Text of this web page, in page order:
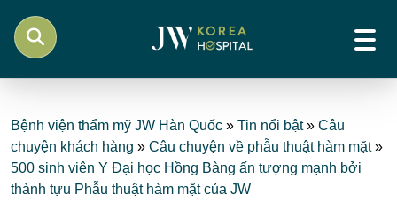
Bệnh viện thẩm mỹ JW Hàn Quốc » Tin nổi bật» Câu
chuyện khách hàng » Câu chuyện về phẫu thuật hàm mặt»
500 sinh viên Y Đại học Hồng Bàng ấn tượng mạnh bởi
thành tựu Phẫu thuật hàm mặt của JW